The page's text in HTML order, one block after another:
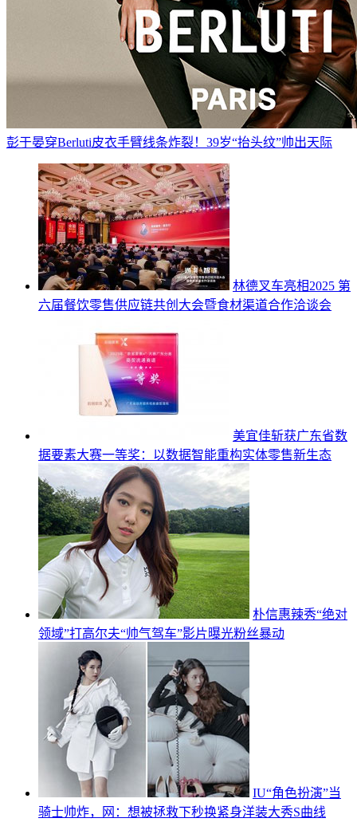
彭于晏穿Berluti皮衣手臂线条炸裂！39岁“抬头纹”帅出天际
林德叉车亮相2025 第
六届餐饮零售供应链共创大会暨食材渠道合作洽谈会
美宜佳斩获广东省数
据要素大赛一等奖：以数据智能重构实体零售新生态
朴信惠辣秀“绝对
领域”打高尔夫“帅气驾车”影片曝光粉丝暴动
IU“角色扮演”当
骑士帅炸，网：想被拯救下秒换紧身洋装大秀S曲线